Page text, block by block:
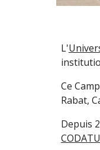
L'
Ce
Rabat,
Depuis
CODATU